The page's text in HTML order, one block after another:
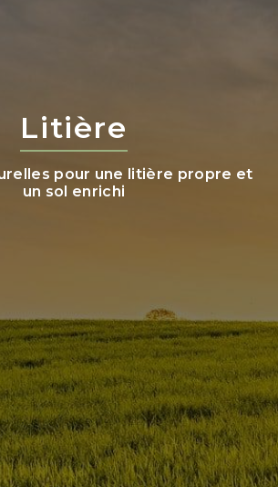
Litière
pour une litière propre et
un sol enrichi